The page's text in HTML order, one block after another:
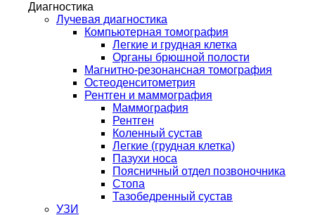
Диагностика
Лучевая диагностика
Компьютерная томография
Легкие и грудная клетка
Органы брюшной полости
Магнитно-резонансная томография
Остеоденситометрия
Рентген и маммография
Маммография
Рентген
Коленный сустав
Легкие (грудная клетка)
Пазухи носа
Поясничный отдел позвоночника
Стопа
Тазобедренный сустав
УЗИ